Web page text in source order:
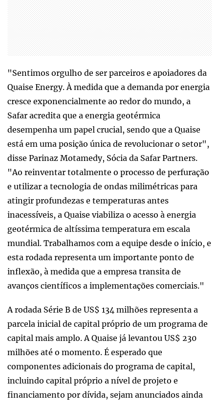
"Sentimos orgulho de ser parceiros e apoiadores da
Quaise Energy. À medida que a demanda por energia
cresce exponencialmente ao redor do mundo, a
Safar acredita que a energia geotérmica
desempenha um papel crucial, sendo que a Quaise
está em uma posição única de revolucionar o setor",
disse Parinaz Motamedy, Sócia da Safar Partners.
"Ao reinventar totalmente o processo de perfuração
e utilizar a tecnologia de ondas milimétricas para
atingir profundezas e temperaturas antes
inacessíveis, a Quaise viabiliza o acesso à energia
geotérmica de altíssima temperatura em escala
mundial. Trabalhamos com a equipe desde o início, e
esta rodada representa um importante ponto de
inflexão, à medida que a empresa transita de
avanços científicos a implementações comerciais."
A rodada Série B de US$ 134 milhões representa a
parcela inicial de capital próprio de um programa de
capital mais amplo. A Quaise já levantou US$ 230
milhões até o momento. É esperado que
componentes adicionais do programa de capital,
incluindo capital próprio a nível de projeto e
financiamento por dívida, sejam anunciados ainda